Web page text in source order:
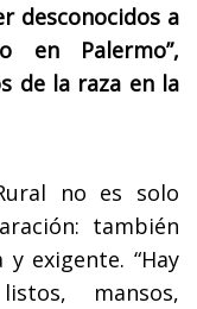
desconocidos a
en Palermo”,
de la raza en la
no es solo
también
exigente. “Hay
mansos,